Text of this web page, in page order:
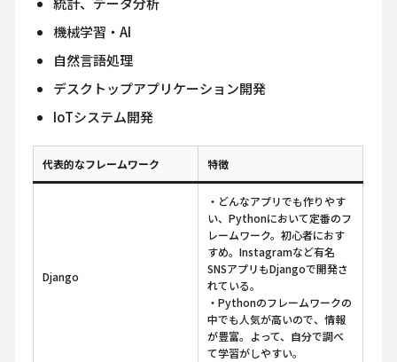
機械学習・AI
自然言語処理
デスクトップアプリケーション開発
IoTシステム開発
代表的なフレームワーク 特徴
Django
・どんなアプリでも作りやす
い、Pythonにおいて定番のフ
レームワーク。初心者におす
すめ。Instagramなど有名
SNSアプリもDjangoで開発さ
れている。
・Pythonのフレームワークの
中でも人気が高いので、情報
が豊富。よって、自分で調べ
て学習がしやすい。